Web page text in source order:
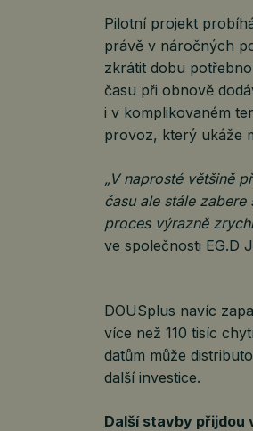
Pilotní projekt
právě v náročných
zkrátit dobu
času při obnově
i v komplikovaném
provoz, který ukáže
„V naprosté většině
času ale stále
proces výrazně
ve společnosti EG.D
DOUSplus navíc
více než 110 tisíc
datům může
další investice.
Další stavby přijdou